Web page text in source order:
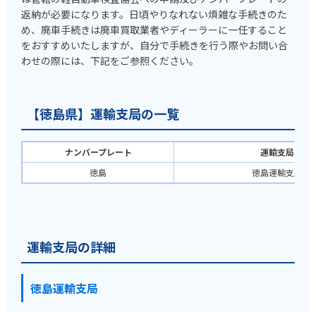
返納が必要になります。日頃やりなれない煩雑な手続きのた
め、廃車手続きは廃車買取業者やディーラーに一任すること
をおすすめいたしますが、自分で手続きを行う際やお問い合
わせの際には、下記をご参照ください。
【徳島県】運輸支局の一覧
ナンバープレート
運輸支局
徳島
徳島運輸支局
運輸支局の詳細
徳島運輸支局